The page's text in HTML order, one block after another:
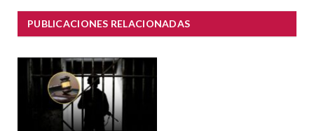
PUBLICACIONES RELACIONADAS